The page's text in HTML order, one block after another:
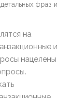
фраз и
на
и
нацелены